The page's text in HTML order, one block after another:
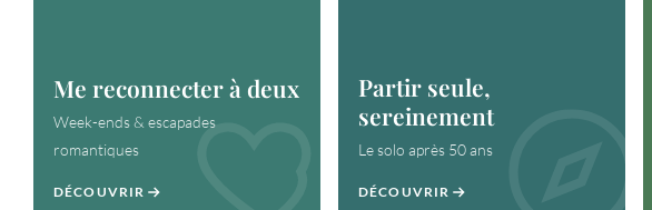
Me reconnecter à deux
Week-ends & escapades
romantiques
DÉCOUVRIR
Partir seule,
sereinement
Le solo après 50 ans
DÉCOUVRIR